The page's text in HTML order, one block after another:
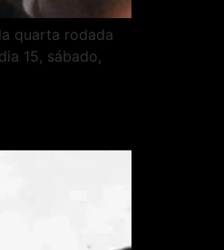
quarta rodada
15, sábado,